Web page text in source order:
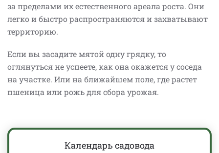
за пределами их естественного ареала роста. Они
легко и быстро распространяются и захватывают
территорию.
Если вы засадите мятой одну грядку, то
оглянуться не успеете, как она окажется у соседа
на участке. Или на ближайшем поле, где растет
пшеница или рожь для сбора урожая.
Календарь садовода